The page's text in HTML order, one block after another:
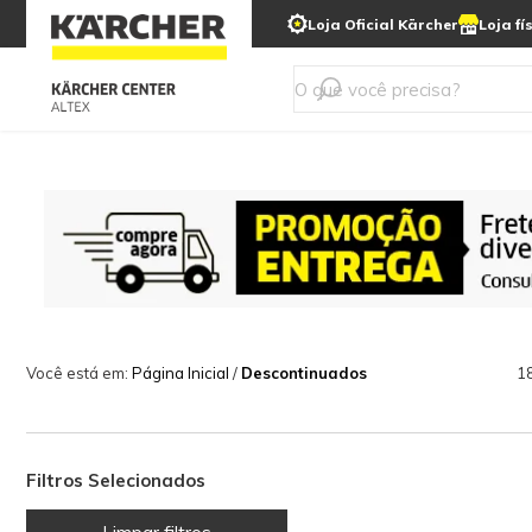
Loja Oficial Kärcher Loja
LAVADORAS DE ALTA
PRESSÃO
Linha a bateria
LIMPADORAS A
LIMPADORAS ESTOFADOS
E CARPETES
Você está em: Página Inicial / Descontinuados
Filtros Selecionados